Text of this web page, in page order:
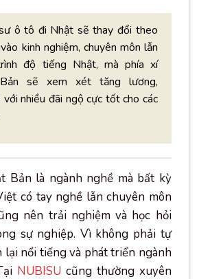
ô tô đi Nhật sẽ thay đổi theo
kinh nghiệm, chuyên môn lẫn
độ tiếng Nhật, mà phía xí
sẽ xem xét tăng lương,
nhiều đãi ngộ cực tốt cho các
Bản là ngành nghề mà bất kỳ
có tay nghề lẫn chuyên môn
nên trải nghiệm và học hỏi
sự nghiệp. Vì không phải tự
lại nổi tiếng và phát triển ngành
NUBISU cũng thường xuyên